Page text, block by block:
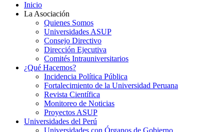
Inicio
La Asociación
Quienes Somos
Universidades ASUP
Consejo Directivo
Dirección Ejecutiva
Comités Intrauniversitarios
¿Qué Hacemos?
Incidencia Política Pública
Fortalecimiento de la Universidad Peruana
Revista Científica
Monitoreo de Noticias
Proyectos ASUP
Universidades del Perú
Universidades con Órganos de Gobierno